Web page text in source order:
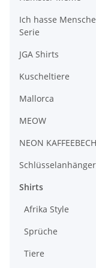
Ich hasse
Serie
JGA Shirts
Kuscheltiere
Mallorca
MEOW
NEON
Schlüsselanhänger
Shirts
Afrika Style
Sprüche
Tiere